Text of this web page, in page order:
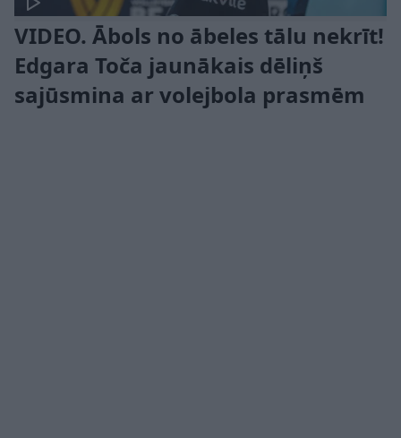
VIDEO. Ābols no ābeles tālu nekrīt!
Edgara Toča jaunākais dēliņš
sajūsmina ar volejbola prasmēm